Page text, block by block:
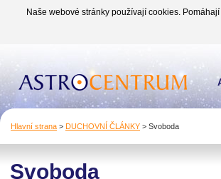
Naše webové stránky používají cookies.
Hlavní strana > DUCHOVNÍ ČLÁNKY > Svoboda
Svoboda